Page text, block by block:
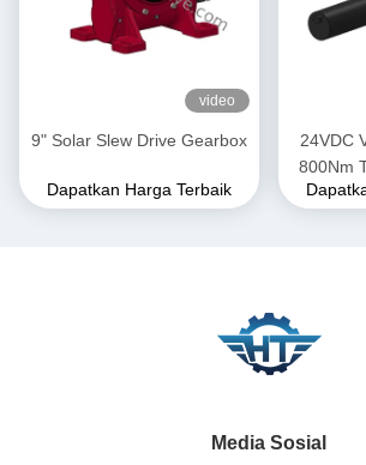
video
9" Solar Slew Drive Gearbox
Dapatkan Harga Terbaik
24VDC
800Nm
Media Sosial